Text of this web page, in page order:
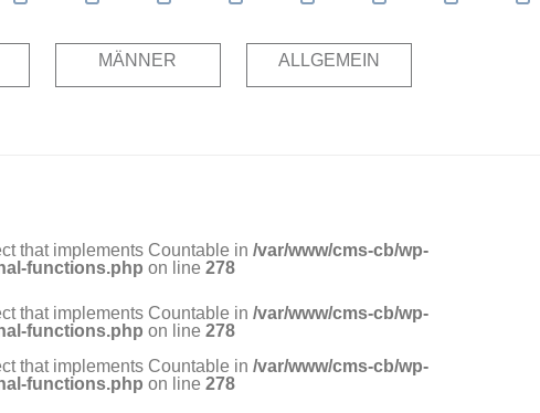
MÄNNER ALLGEMEIN
that implements Countable in /var/www/cms-cb/wp-
functions.php on line 278
that implements Countable in /var/www/cms-cb/wp-
functions.php on line 278
that implements Countable in /var/www/cms-cb/wp-
functions.php on line 278